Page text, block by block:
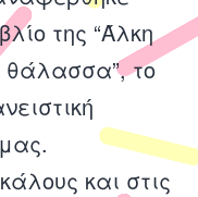
της “Άλκη
το
και στις